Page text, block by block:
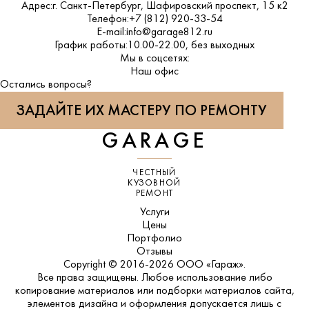
Адрес:г. Санкт-Петербург, Шафировский проспект, 15 к2
Телефон:+7 (812) 920-33-54
E-mail:info@garage812.ru
График работы: 10.00-22.00, без выходных
Мы в соцсетях:
ВКонтакте
Наш офис
Остались вопросы?
ЗАДАЙТЕ ИХ МАСТЕРУ ПО РЕМОНТУ
GARAGE
ЧЕСТНЫЙ
КУЗОВНОЙ
РЕМОНТ
Услуги
Цены
Портфолио
Отзывы
Copyright © 2016-2026 ООО «Гараж».
Все права защищены. Любое использование либо
копирование материалов или подборки материалов сайта,
элементов дизайна и оформления допускается лишь с